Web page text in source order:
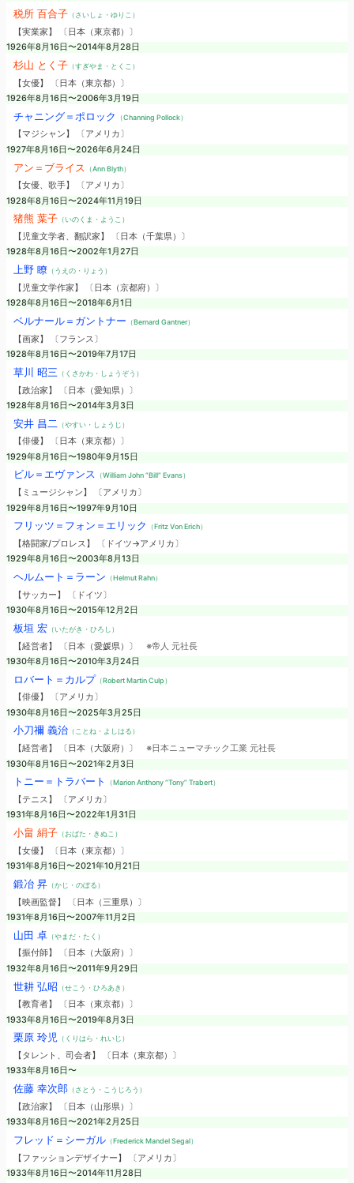
税所 百合子（さいしょ・ゆりこ）
【実業家】 〔日本（東京都）〕
1926年8月16日〜2014年8月28日
杉山 とく子（すぎやま・とくこ）
【女優】 〔日本（東京都）〕
1926年8月16日〜2006年3月19日
チャニング＝ポロック （Channing Pollock）
【マジシャン】 〔アメリカ〕
1927年8月16日〜2026年6月24日
アン＝ブライス （Ann Blyth）
【女優、歌手】 〔アメリカ〕
1928年8月16日〜2024年11月19日
猪熊 葉子（いのくま・ようこ）
【児童文学者、翻訳家】 〔日本（千葉県）〕
1928年8月16日〜2002年1月27日
上野 瞭（うえの・りょう）
【児童文学作家】 〔日本（京都府）〕
1928年8月16日〜2018年6月1日
ベルナール＝ガントナー （Bernard Gantner）
【画家】 〔フランス〕
1928年8月16日〜2019年7月17日
草川 昭三 （くさかわ・しょうぞう）
【政治家】 〔日本（愛知県）〕
1928年8月16日〜2014年3月3日
安井 昌二 （やすい・しょうじ）
【俳優】 〔日本（東京都）〕
1929年8月16日〜1980年9月15日
ビル＝エヴァンス （William John “Bill” Evans）
【ミュージシャン】 〔アメリカ〕
1929年8月16日〜1997年9月10日
フリッツ＝フォン＝エリック （Fritz Von Erich）
【格闘家/プロレス】 〔ドイツ→アメリカ〕
1929年8月16日〜2003年8月13日
ヘルムート＝ラーン （Helmut Rahn）
【サッカー】 〔ドイツ〕
1930年8月16日〜2015年12月2日
板垣 宏（いたがき・ひろし）
【経営者】 〔日本（愛媛県）〕 ※帝人 元社長
1930年8月16日〜2010年3月24日
ロバート＝カルプ （Robert Martin Culp）
【俳優】 〔アメリカ〕
1930年8月16日〜2025年3月25日
小刀禰 義治（ことね・よしはる）
【経営者】 〔日本（大阪府）〕 ※日本ニューマチック工業 元社長
1930年8月16日〜2021年2月3日
トニー＝トラバート （Marion Anthony “Tony” Trabert）
【テニス】 〔アメリカ〕
1931年8月16日〜2022年1月31日
小畠 絹子（おばた・きぬこ）
【女優】 〔日本（東京都）〕
1931年8月16日〜2021年10月21日
鍛冶 昇（かじ・のぼる）
【映画監督】 〔日本（三重県）〕
1931年8月16日〜2007年11月2日
山田 卓（やまだ・たく）
【振付師】 〔日本（大阪府）〕
1932年8月16日〜2011年9月29日
世耕 弘昭 （せこう・ひろあき）
【教育者】 〔日本（東京都）〕
1933年8月16日〜2019年8月3日
栗原 玲児（くりはら・れいじ）
【タレント、司会者】 〔日本（東京都）〕
1933年8月16日〜
佐藤 幸次郎（さとう・こうじろう）
【政治家】 〔日本（山形県）〕
1933年8月16日〜2021年2月25日
フレッド＝シーガル（Frederick Mandel Segal）
【ファッションデザイナー】 〔アメリカ〕
1933年8月16日〜2014年11月28日